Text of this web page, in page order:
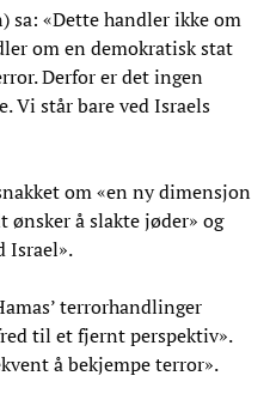
sa: «Dette handler ikke om
om en demokratisk stat
Derfor er det ingen
Vi står bare ved Israels
om «en ny dimensjon
ønsker å slakte jøder» og
Israel».
terrorhandlinger
til et fjernt perspektiv».
å bekjempe terror».